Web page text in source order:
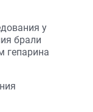
у
брали
гепарина